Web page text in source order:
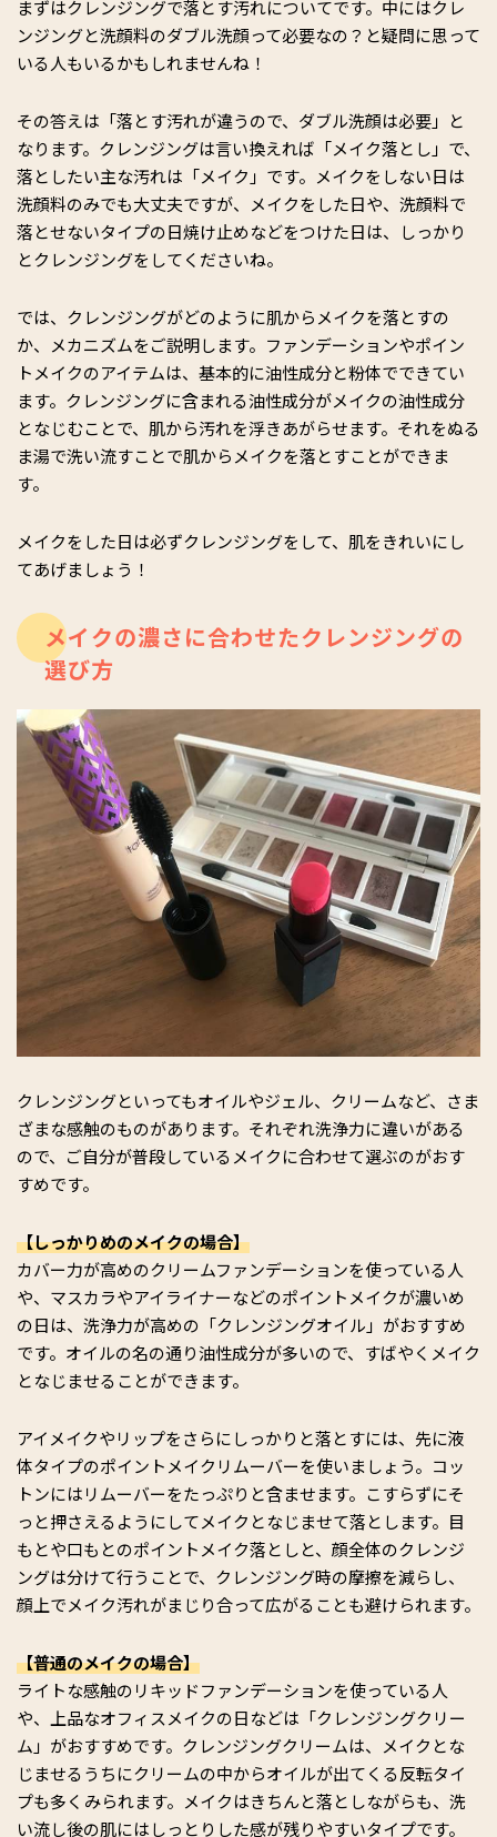
まずはクレンジングで落とす汚れについてです。中にはクレ
ンジングと洗顔料のダブル洗顔って必要なの？と疑問に思って
いる人もいるかもしれませんね！
その答えは「落とす汚れが違うので、ダブル洗顔は必要」と
なります。クレンジングは言い換えれば「メイク落とし」で、
落としたい主な汚れは「メイク」です。メイクをしない日は
洗顔料のみでも大丈夫ですが、メイクをした日や、洗顔料で
落とせないタイプの日焼け止めなどをつけた日は、しっかり
とクレンジングをしてくださいね。
では、クレンジングがどのように肌からメイクを落とすの
か、メカニズムをご説明します。ファンデーションやポイン
トメイクのアイテムは、基本的に油性成分と粉体でできてい
ます。クレンジングに含まれる油性成分がメイクの油性成分
となじむことで、肌から汚れを浮きあがらせます。それをぬる
ま湯で洗い流すことで肌からメイクを落とすことができま
す。
メイクをした日は必ずクレンジングをして、肌をきれいにし
てあげましょう！
メイクの濃さに合わせたクレンジングの
選び方
クレンジングといってもオイルやジェル、クリームなど、さま
ざまな感触のものがあります。それぞれ洗浄力に違いがある
ので、ご自分が普段しているメイクに合わせて選ぶのがおす
すめです。
【しっかりめのメイクの場合】
カバー力が高めのクリームファンデーションを使っている人
や、マスカラやアイライナーなどのポイントメイクが濃いめ
の日は、洗浄力が高めの「クレンジングオイル」がおすすめ
です。オイルの名の通り油性成分が多いので、すばやくメイク
となじませることができます。
アイメイクやリップをさらにしっかりと落とすには、先に液
体タイプのポイントメイクリムーバーを使いましょう。コッ
トンにはリムーバーをたっぷりと含ませます。こすらずにそ
っと押さえるようにしてメイクとなじませて落とします。目
もとや口もとのポイントメイク落としと、顔全体のクレンジ
ングは分けて行うことで、クレンジング時の摩擦を減らし、
顔上でメイク汚れがまじり合って広がることも避けられます。
【普通のメイクの場合】
ライトな感触のリキッドファンデーションを使っている人
や、上品なオフィスメイクの日などは「クレンジングクリー
ム」がおすすめです。クレンジングクリームは、メイクとな
じませるうちにクリームの中からオイルが出てくる反転タイ
プも多くみられます。メイクはきちんと落としながらも、洗
い流し後の肌にはしっとりした感が残りやすいタイプです。